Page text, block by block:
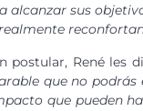
sus
René les
que no
que pueden